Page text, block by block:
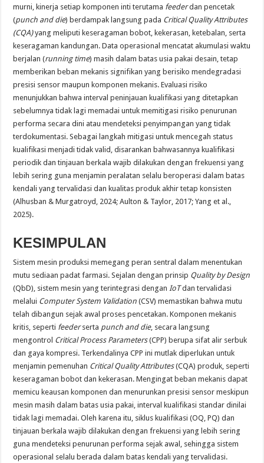
murni, kinerja setiap komponen inti terutama feederdan pencetak
(punch and die) berdampak langsung pada Critical Quality Attributes
(CQA)yang meliputi keseragaman bobot, kekerasan, ketebalan, serta
keseragaman kandungan. Data operasional mencatat akumulasi waktu
berjalan (running time) masih dalam batas usia pakai desain, tetap
memberikan beban mekanis signifikan yang berisiko mendegradasi
presisi sensor maupun komponen mekanis. Evaluasi risiko
menunjukkan bahwa interval peninjauan kualifikasi yang ditetapkan
sebelumnya tidak lagi memadai untuk memitigasi risiko penurunan
performa secara dini atau mendeteksi penyimpangan yang tidak
terdokumentasi. Sebagai langkah mitigasi untuk mencegah status
kualifikasi menjadi tidak valid, disarankan bahwasannya kualifikasi
periodik dan tinjauan berkala wajib dilakukan dengan frekuensi yang
lebih sering guna menjamin peralatan selalu beroperasi dalam batas
kendali yang tervalidasi dan kualitas produk akhir tetap konsisten
(Alhusban & Murgatroyd, 2024; Aulton & Taylor, 2017; Yang et al.,
2025).
KESIMPULAN
Sistem mesin produksi memegang peran sentral dalam menentukan
mutu sediaan padat farmasi. Sejalan dengan prinsip Quality by Design
(QbD), sistem mesin yang terintegrasi dengan IoTdan tervalidasi
melalui Computer System Validation (CSV) memastikan bahwa mutu
telah dibangun sejak awal proses pencetakan. Komponen mekanis
kritis, seperti feederserta punch and die, secara langsung
mengontrol Critical Process Parameters(CPP) berupa sifat alir serbuk
dan gaya kompresi. Terkendalinya CPP ini mutlak diperlukan untuk
menjamin pemenuhan Critical Quality Attributes(CQA) produk, seperti
keseragaman bobot dan kekerasan. Mengingat beban mekanis dapat
memicu keausan komponen dan menurunkan presisi sensor meskipun
mesin masih dalam batas usia pakai, interval kualifikasi standar dinilai
tidak lagi memadai. Oleh karena itu, siklus kualifikasi (OQ, PQ) dan
tinjauan berkala wajib dilakukan dengan frekuensi yang lebih sering
guna mendeteksi penurunan performa sejak awal, sehingga sistem
operasional selalu berada dalam batas kendali yang tervalidasi.